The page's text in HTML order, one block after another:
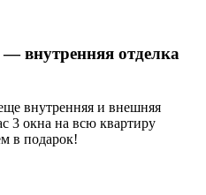
внутренняя отделка
внутренняя и внешняя
3 окна на всю квартиру
в подарок!